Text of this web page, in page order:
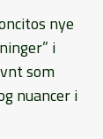
nye
i
som
nuancer i